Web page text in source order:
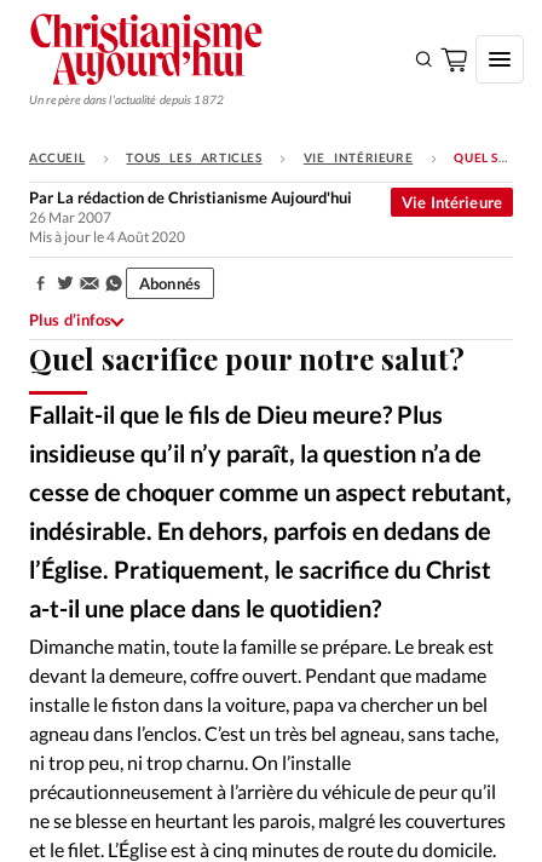
Un repère dans l'actualité depuis 1872
S'ABONNER
Monde
Opinions
Tous les articles
Faire un don
Emploi
Se connecter
Édition: Internationale
Devise:
Tous les articles
Actualité chrétienne
Actualité internationale
Chronique
Culture
Dossier
Eglises Foi Génération réveil
Monde
Opinions
Publireportage
Relations Aujourd'hui
Société
Tour du monde des Eglises
Trait d'Ixène
Vécu
Vie Intérieure
ACCUEIL TOUS LES ARTICLES VIE INTÉRIEURE QUEL SACRIFICE POUR NOTRE SALUT?
Quel sacrifice pour notre salut?
Fallait-il que le fils de Dieu meure? Plus
insidieuse qu’il n’y paraît, la question n’a de
cesse de choquer comme un aspect rebutant,
indésirable. En dehors, parfois en dedans de
l’Église. Pratiquement, le sacrifice du Christ
a-t-il une place dans le quotidien?
Vie Intérieure
Par La rédaction de Christianisme Aujourd'hui
26 Mar 2007
Mis à jour le 4 Août 2020
Partager:
Abonnés
Plus d’infos
Dimanche matin, toute la famille se prépare. Le break est
devant la demeure, coffre ouvert. Pendant que madame
installe le fiston dans la voiture, papa va chercher un bel
agneau dans l’enclos. C’est un très bel agneau, sans tache,
ni trop peu, ni trop charnu. On l’installe
précautionneusement à l’arrière du véhicule de peur qu’il
ne se blesse en heurtant les parois, malgré les couvertures
et le filet. L’Église est à cinq minutes de route du domicile.